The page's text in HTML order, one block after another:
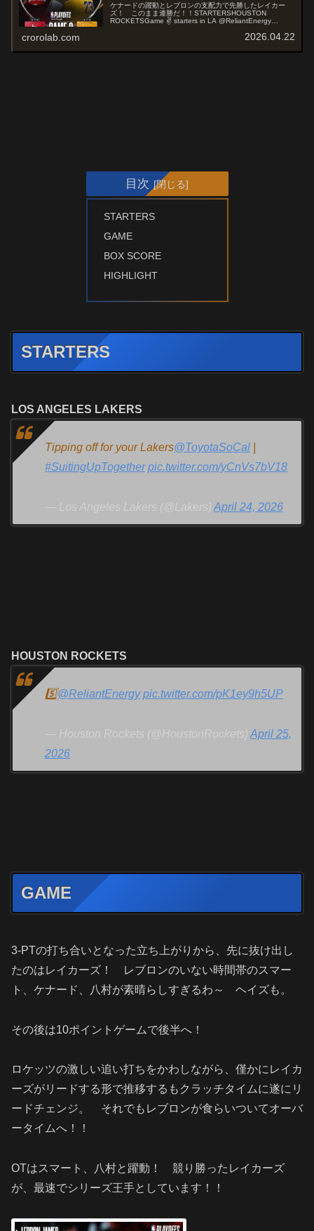
ケナードの躍動とレブロンの支配力で先勝したレイカー
ズ！ このまま連勝だ！！STARTERSHOUSTON
ROCKETSGame ✌️ starters in LA @ReliantEnergy
crorolab.com 2026.04.22
目次
STARTERS
GAME
BOX SCORE
HIGHLIGHT
STARTERS
LOS ANGELES LAKERS
Tipping off for your Lakers@ToyotaSoCal
#SuitingUpTogether pic.twitter.com/yCnVs7bV18
— Los Angeles Lakers (@Lakers) April 24, 2026
HOUSTON ROCKETS
5️⃣@ReliantEnergy pic.twitter.com/pK1ey9h5UP
— Houston Rockets (@HoustonRockets) April 25,
2026
GAME
3-PTの打ち合いとなった立ち上がりから、先に抜け出し
たのはレイカーズ！ レブロンのいない時間帯のスマー
ト、ケナード、八村が素晴らしすぎるわ～ ヘイズも。
その後は10ポイントゲームで後半へ！
ロケッツの激しい追い打ちをかわしながら、僅かにレイカ
ーズがリードする形で推移するもクラッチタイムに遂にリ
ードチェンジ。 それでもレブロンが食らいついてオーバ
ータイムへ！！
OTはスマート、八村と躍動！ 競り勝ったレイカーズ
が、最速でシリーズ王手としています！！